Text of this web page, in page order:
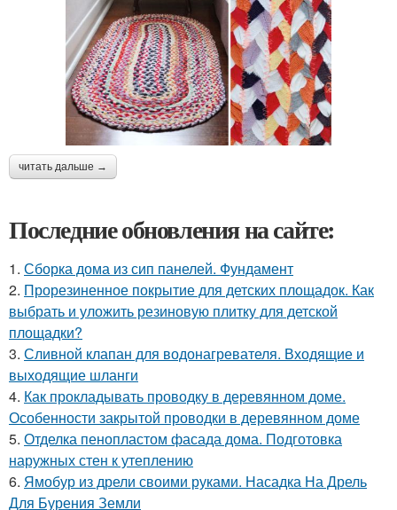
читать дальше →
Последние обновления на сайте:
1. Сборка дома из сип панелей. Фундамент
2. Прорезиненное покрытие для детских площадок. Как
выбрать и уложить резиновую плитку для детской
площадки?
3. Сливной клапан для водонагревателя. Входящие и
выходящие шланги
4. Как прокладывать проводку в деревянном доме.
Особенности закрытой проводки в деревянном доме
5. Отделка пенопластом фасада дома. Подготовка
наружных стен к утеплению
6. Ямобур из дрели своими руками. Насадка На Дрель
Для Бурения Земли